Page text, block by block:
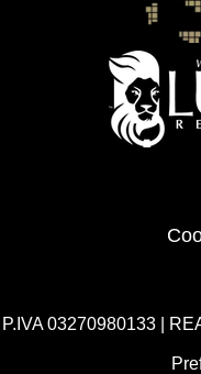
P.IVA 03270980133 |